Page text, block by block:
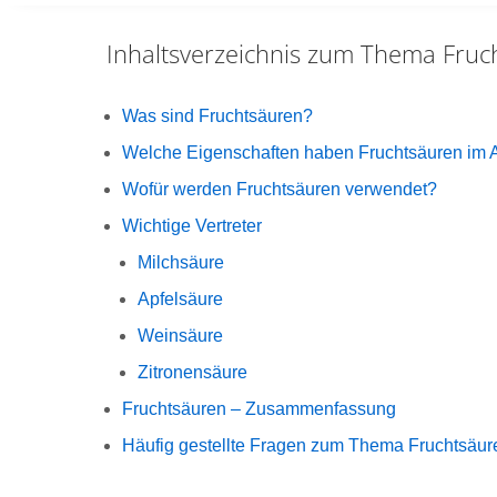
Inhaltsverzeichnis zum Thema
Was sind Fruchtsäuren?
Welche Eigenschaften haben Fruchtsäuren im
Wofür werden Fruchtsäuren verwendet?
Wichtige Vertreter
Milchsäure
Apfelsäure
Weinsäure
Zitronensäure
Fruchtsäuren – Zusammenfassung
Häufig gestellte Fragen zum Thema